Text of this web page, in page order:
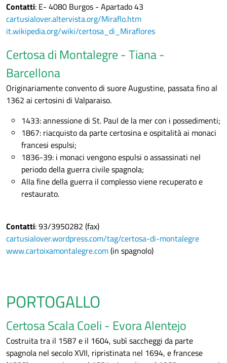
Contatti: E- 4080 Burgos - Apartado 43
cartusialover.altervista.org/Miraflo.htm
it.wikipedia.org/wiki/certosa_di_Miraflores
Certosa di Montalegre - Tiana -
Barcellona
Originariamente convento di suore Augustine, passata fino al
1362 ai certosini di Valparaiso.
1433: annessione di St. Paul de la mer con i possedimenti;
1867: riacquisto da parte certosina e ospitalità ai monaci
francesi espulsi;
1836-39: i monaci vengono espulsi o assassinati nel
periodo della guerra civile spagnola;
Alla fine della guerra il complesso viene recuperato e
restaurato.
Contatti: 93/3950282 (fax)
cartusialover.wordpress.com/tag/certosa-di-montalegre
www.cartoixamontalegre.com(in spagnolo)
PORTOGALLO
Certosa Scala Coeli - Evora Alentejo
Costruita tra il 1587 e il 1604, subì saccheggi da parte
spagnola nel secolo XVII, ripristinata nel 1694, e francese